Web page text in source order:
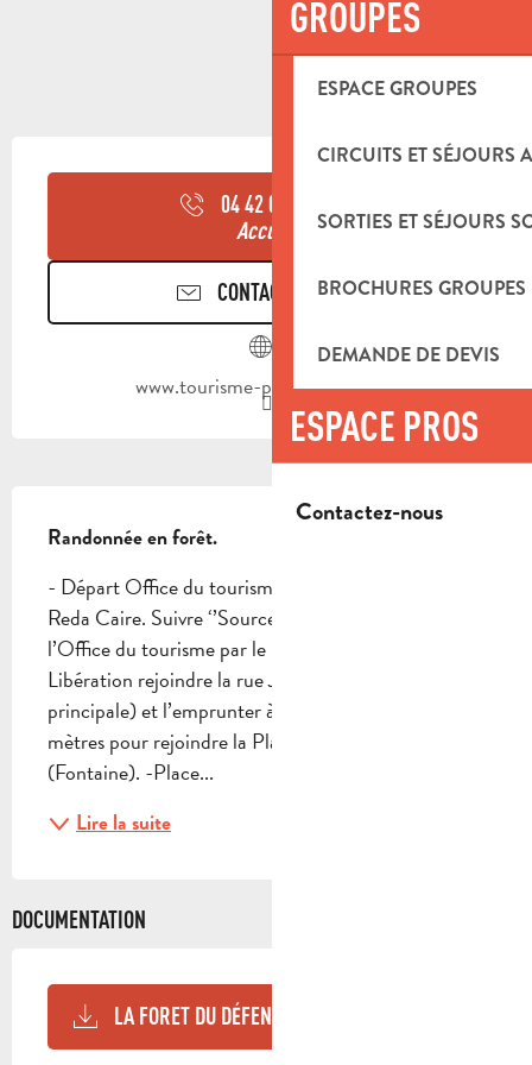
GROUPES
ESPACE GROUPES
CIRCUITS ET SÉJOURS
SORTIES ET SÉJOURS
BROCHURES GROUPES
DEMANDE DE DEVIS
ESPACE PROS
Contactez-nous
OUVERTURE ET COORDONNÉES
04 42 03 49
Accueil
CONTACTEZ-NOUS
www.tourisme-paysdaubagne.fr
Randonnée en forêt.
- Départ Office du tourisme (poteau Z1) Square
Reda Caire. Suivre ‘’Source des Nayes’’. Depuis
l’Office du tourisme par le boulevard de la
Libération rejoindre la rue Jean Jaurès (rue
principale) et l’emprunter à droite pendant 120
mètres pour rejoindre la Place du 04 Septembre
(Fontaine). -Place...
Lire la suite
DOCUMENTATION
LA FORET DU DÉFENS - OPENRUNNER